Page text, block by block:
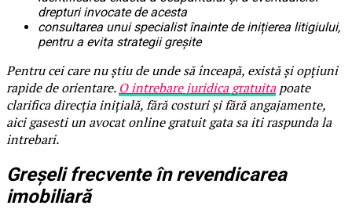
drepturi invocate de acesta
consultarea unui specialist înainte de inițierea litigiului,
pentru a evita strategii greșite
Pentru cei care nu știu de unde să înceapă, există și opțiuni
rapide de orientare. O intrebare juridica gratuitapoate
clarifica direcția inițială, fără costuri și fără angajamente,
aici gasesti un avocat online gratuit gata sa iti raspunda la
intrebari.
Greșeli frecvente în revendicarea
imobiliară